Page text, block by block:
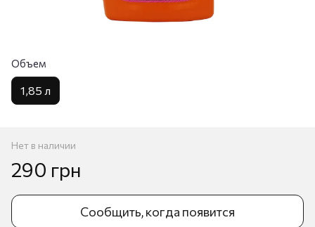
Объем
1,85 л
Нет в наличии
290 грн
Сообщить, когда появится